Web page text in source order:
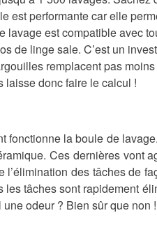
est performante car elle
lavage est compatible avec
de linge sale. C’est un
remplacent pas
laisse donc faire le calcul !
fonctionne la boule de
Ces dernières vont
des tâches de
les tâches sont rapidement
odeur ? Bien sûr que non !